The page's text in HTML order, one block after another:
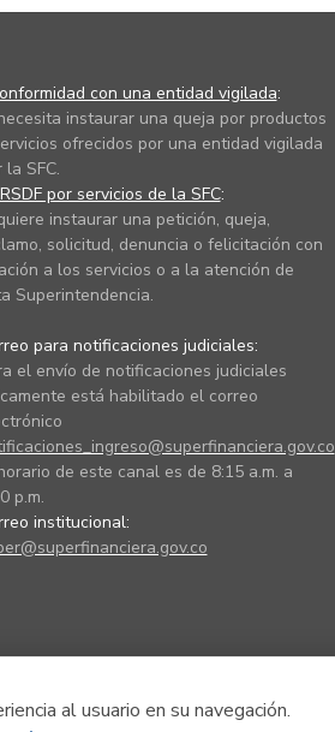
al usuario en su navegación.
con una entidad vigilada:
instaurar una queja por productos
ofrecidos por una entidad vigilada
la SFC.
por servicios de la SFC:
instaurar una petición, queja,
solicitud, denuncia o felicitación con
a los servicios o a la atención de
Superintendencia.
para notificaciones judiciales:
el envío de notificaciones judiciales
está habilitado el correo
de este canal es de 8:15 a.m. a
p.m.
institucional: